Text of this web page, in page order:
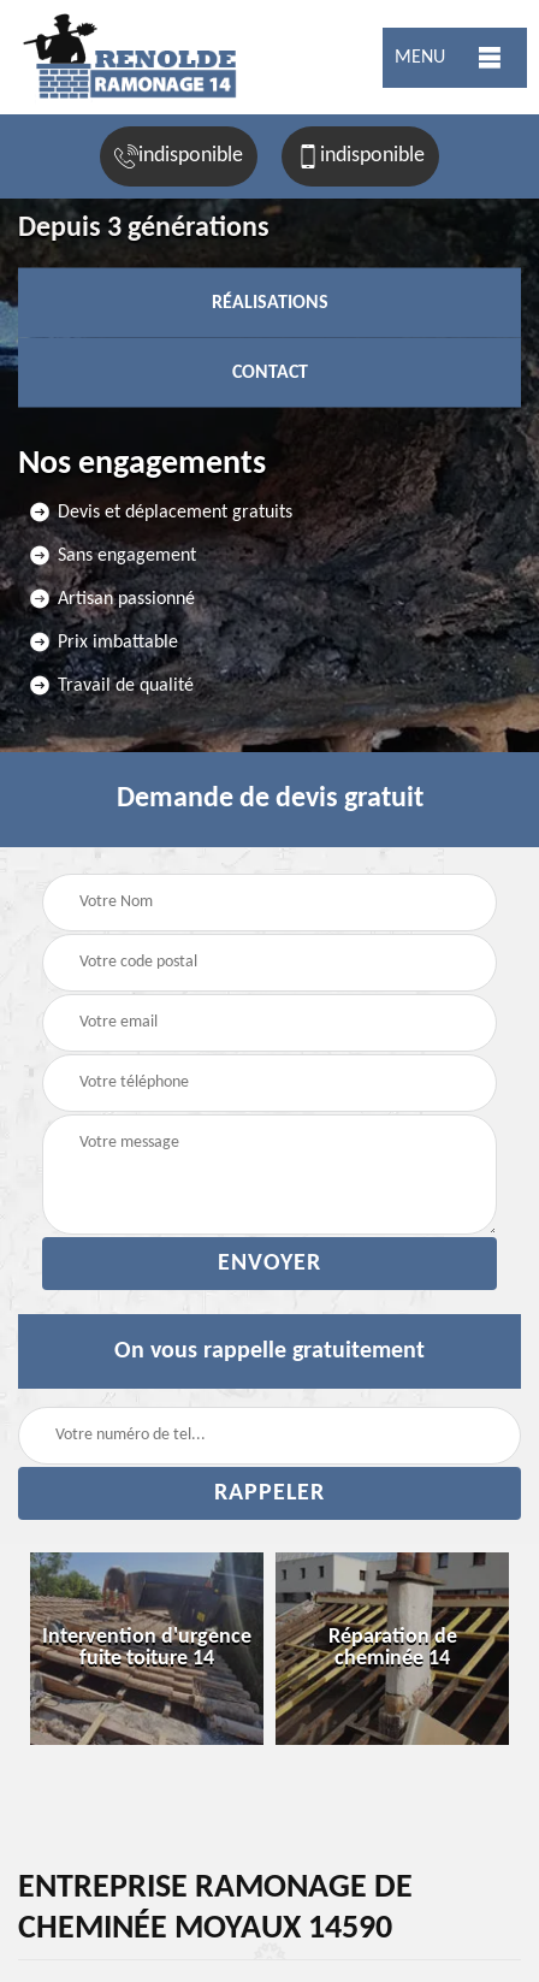
MENU
indisponible indisponible
Depuis 3 générations
RÉALISATIONS
CONTACT
Nos engagements
Devis et déplacement gratuits
Sans engagement
Artisan passionné
Prix imbattable
Travail de qualité
Demande de devis gratuit
On vous rappelle gratuitement
Intervention d'urgence
fuite toiture 14
Réparation de
cheminée 14
ENTREPRISE RAMONAGE DE
CHEMINÉE MOYAUX 14590